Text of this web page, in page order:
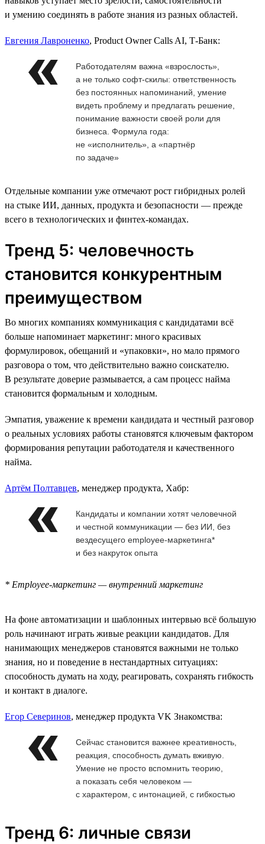
и умению соединять в работе знания из разных областей.
Евгения Лавроненко, Product Owner Calls AI, Т-Банк:
Работодателям важна «взрослость»,
а не только софт-скилы: ответственность
без постоянных напоминаний, умение
видеть проблему и предлагать решение,
понимание важности своей роли для
бизнеса. Формула года:
не «исполнитель», а «партнёр
по задаче»
Отдельные компании уже отмечают рост гибридных ролей
на стыке ИИ, данных, продукта и безопасности — прежде
всего в технологических и финтех-командах.
Тренд 5: человечность
становится конкурентным
преимуществом
Во многих компаниях коммуникация с кандидатами всё
больше напоминает маркетинг: много красивых
формулировок, обещаний и «упаковки», но мало прямого
разговора о том, что действительно важно соискателю.
В результате доверие размывается, а сам процесс найма
становится формальным и холодным.
Эмпатия, уважение к времени кандидата и честный разговор
о реальных условиях работы становятся ключевым фактором
формирования репутации работодателя и качественного
найма.
Артём Полтавцев, менеджер продукта, Хабр:
Кандидаты и компании хотят человечной
и честной коммуникации — без ИИ, без
вездесущего employee-маркетинга*
и без накруток опыта
* Employee-маркетинг — внутренний маркетинг
На фоне автоматизации и шаблонных интервью всё большую
роль начинают играть живые реакции кандидатов. Для
нанимающих менеджеров становятся важными не только
знания, но и поведение в нестандартных ситуациях:
способность думать на ходу, реагировать, сохранять гибкость
и контакт в диалоге.
Егор Северинов, менеджер продукта VK Знакомства:
Сейчас становится важнее креативность,
реакция, способность думать вживую.
Умение не просто вспомнить теорию,
а показать себя человеком —
с характером, с интонацией, с гибкостью
Тренд 6: личные связи